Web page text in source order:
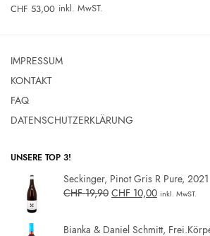
CHF 53,00 inkl. MwST.
IMPRESSUM
KONTAKT
FAQ
DATENSCHUTZERKLÄRUNG
UNSERE TOP 3!
Seckinger, Pinot Gris R Pure, 2021
CHF19,90 CHF 10,00 inkl. MwST.
Bianka & Daniel Schmitt,